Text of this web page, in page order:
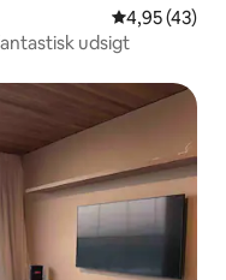
4,95 ud af 5 i
4,95 (43)
udsigt